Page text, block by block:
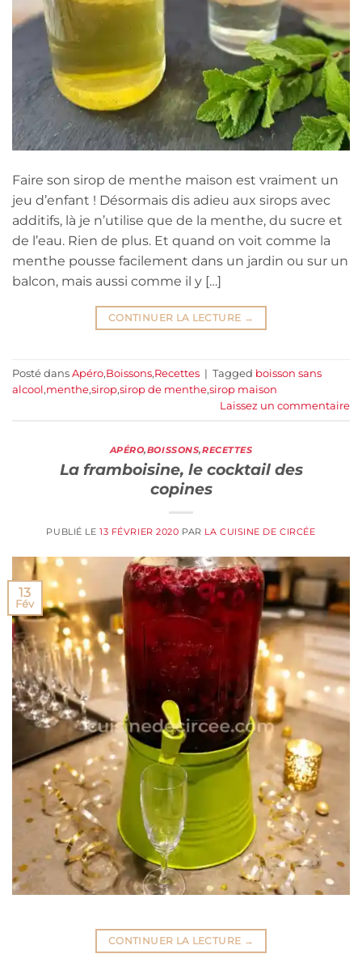
Faire son sirop de menthe maison est vraiment un
jeu d’enfant ! Désormais dis adieu aux sirops avec
additifs, là je n’utilise que de la menthe, du sucre et
de l’eau. Rien de plus. Et quand on voit comme la
menthe pousse facilement dans un jardin ou sur un
balcon, mais aussi comme il y […]
CONTINUER LA LECTURE →
Posté dans Apéro,Boissons,Recettes | Tagged boisson sans
alcool,menthe,sirop,sirop de menthe,sirop maison
Laissez un commentaire
APÉRO,BOISSONS,RECETTES
La framboisine, le cocktail des
copines
PUBLIÉ LE13 FÉVRIER 2020 PAR LA CUISINE DE CIRCÉE
13
Fév
CONTINUER LA LECTURE →